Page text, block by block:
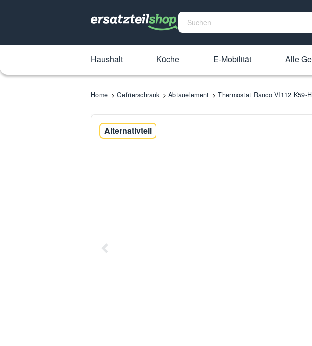
Haushalt Küche E-Mobilität Alle
Home Gefrierschrank Abtauelement Thermostat Ranco VI112 K59-
Alternativteil